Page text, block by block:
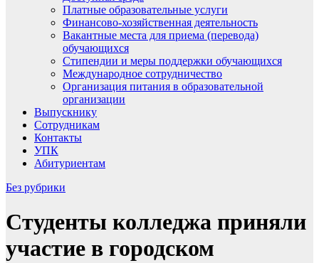
Платные образовательные услуги
Финансово-хозяйственная деятельность
Вакантные места для приема (перевода)
обучающихся
Стипендии и меры поддержки обучающихся
Международное сотрудничество
Организация питания в образовательной
организации
Выпускнику
Сотрудникам
Контакты
УПК
Абитуриентам
Без рубрики
Студенты колледжа приняли
участие в городском